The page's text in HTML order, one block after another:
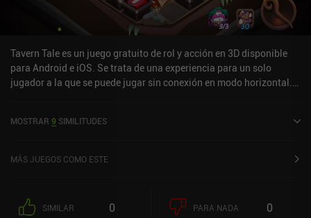
Tavern Tale es un juego gratuito de rol y acción en 3D disponible
para Android e iOS. Se trata de una experiencia para un solo
jugador a la que se puede jugar sin conexión en modo horizontal.
de 4,2 sobre 5,0 en la App Store de iOS.
MOSTRAR 9 SIMILITUDES
MÁS JUEGOS COMO ESTE
SIMILAR 0 PARA NADA 0